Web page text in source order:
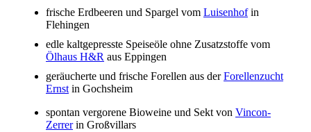
frische Erdbeeren und Spargel vom Luisenhofin
Flehingen
edle kaltgepresste Speiseöle ohne Zusatzstoffe vom
Ölhaus H&R aus Eppingen
geräucherte und frische Forellen aus derForellenzucht
Ernst in Gochsheim
spontan vergorene Bioweine und Sekt von Vincon-
Zerrerin Großvillars